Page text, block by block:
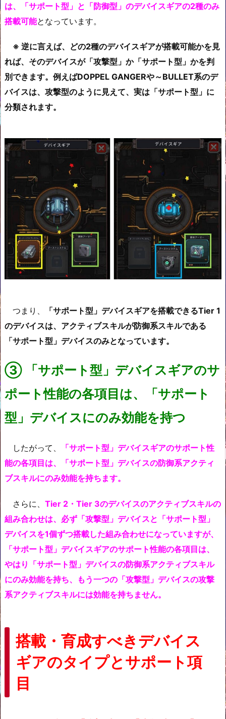
は、「サポート型」と「防御型」のデバイスギアの2種のみ
搭載可能となっています。
※ 逆に言えば、どの2種のデバイスギアが搭載可能かを見
れば、そのデバイスが「攻撃型」か「サポート型」かを判
別できます。例えばDOPPEL GANGERや～BULLET系のデ
バイスは、攻撃型のように見えて、実は「サポート型」に
分類されます。
つまり、
「サポート型」デバイスギアを搭載できるTier 1
のデバイスは、アクティブスキルが防御系スキルである
「サポート型」デバイスのみとなっています。
③
「サポート型」デバイスギアのサ
ポート性能の各項目は、「サポート
型」デバイスにのみ効能を持つ
したがって、
「サポート型」デバイスギアのサポート性
能の各項目は、「サポート型」デバイスの防御系アクティ
ブスキルにのみ効能を持ちます。
さらに、 Tier 2・Tier 3のデバイスのアクティブスキルの
組み合わせは、必ず「攻撃型」デバイスと「サポート型」
デバイスを1個ずつ搭載した組み合わせになっていますが、
「サポート型」デバイスギアのサポート性能の各項目は、
やはり「サポート型」デバイスの防御系アクティブスキル
にのみ効能を持ち、もう一つの「攻撃型」デバイスの攻撃
系アクティブスキルには効能を持ちません。
搭載・ 育成すべきデバイス
ギアのタイプとサポート項
目